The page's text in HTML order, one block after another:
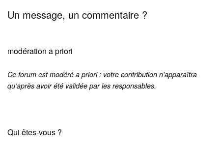
Un message, un commentaire ?
modération a priori
Ce forum est modéré a priori : votre contribution n’apparaîtra
qu’après avoir été validée par les responsables.
Qui êtes-vous ?